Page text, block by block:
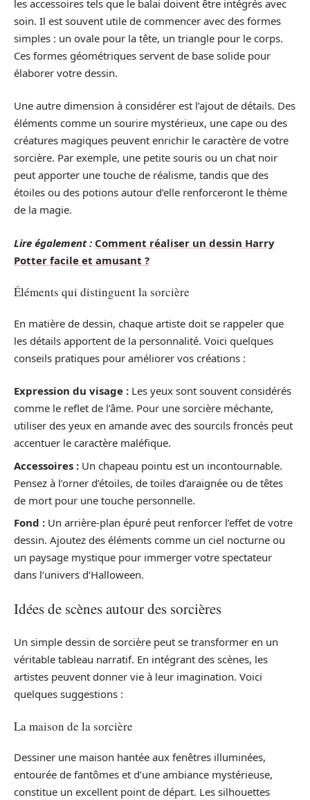
les accessoires tels que le balai doivent être intégrés avec
soin. Il est souvent utile de commencer avec des formes
simples : un ovale pour la tête, un triangle pour le corps.
Ces formes géométriques servent de base solide pour
élaborer votre dessin.
Une autre dimension à considérer est l’ajout de détails. Des
éléments comme un sourire mystérieux, une cape ou des
créatures magiques peuvent enrichir le caractère de votre
sorcière. Par exemple, une petite souris ou un chat noir
peut apporter une touche de réalisme, tandis que des
étoiles ou des potions autour d’elle renforceront le thème
de la magie.
Lire également : Comment réaliser un dessin Harry
Potter facile et amusant ?
Éléments qui distinguent la sorcière
En matière de dessin, chaque artiste doit se rappeler que
les détails apportent de la personnalité. Voici quelques
conseils pratiques pour améliorer vos créations :
Expression du visage : Les yeux sont souvent considérés
comme le reflet de l’âme. Pour une sorcière méchante,
utiliser des yeux en amande avec des sourcils froncés peut
accentuer le caractère maléfique.
Accessoires : Un chapeau pointu est un incontournable.
Pensez à l’orner d’étoiles, de toiles d’araignée ou de têtes
de mort pour une touche personnelle.
Fond : Un arrière-plan épuré peut renforcer l’effet de votre
dessin. Ajoutez des éléments comme un ciel nocturne ou
un paysage mystique pour immerger votre spectateur
dans l’univers d’Halloween.
Idées de scènes autour des sorcières
Un simple dessin de sorcière peut se transformer en un
véritable tableau narratif. En intégrant des scènes, les
artistes peuvent donner vie à leur imagination. Voici
quelques suggestions :
La maison de la sorcière
Dessiner une maison hantée aux fenêtres illuminées,
entourée de fantômes et d’une ambiance mystérieuse,
constitue un excellent point de départ. Les silhouettes